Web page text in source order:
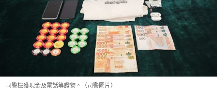
司警檢獲現金及電話等證物。（司警圖片）